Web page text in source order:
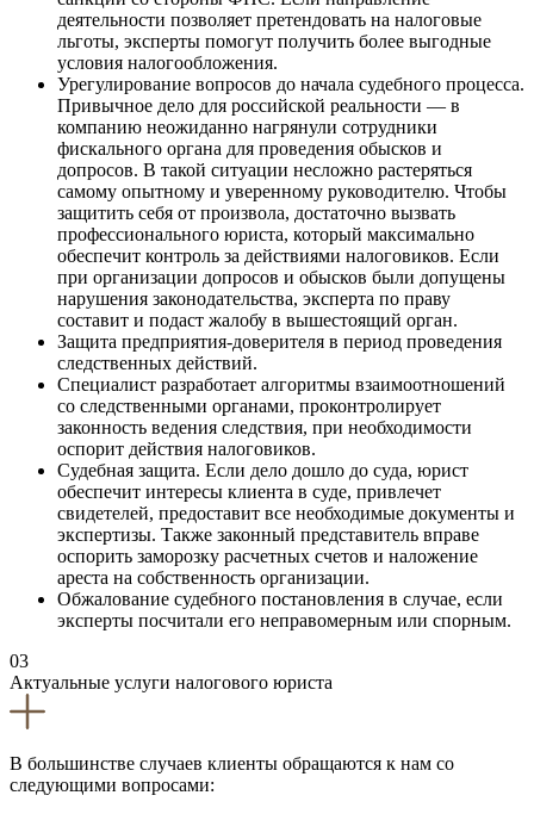
деятельности позволяет претендовать на налоговые
льготы, эксперты помогут получить более выгодные
условия налогообложения.
Урегулирование вопросов до начала судебного процесса.
Привычное дело для российской реальности — в
компанию неожиданно нагрянули сотрудники
фискального органа для проведения обысков и
допросов. В такой ситуации несложно растеряться
самому опытному и уверенному руководителю. Чтобы
защитить себя от произвола, достаточно вызвать
профессионального юриста, который максимально
обеспечит контроль за действиями налоговиков. Если
при организации допросов и обысков были допущены
нарушения законодательства, эксперта по праву
составит и подаст жалобу в вышестоящий орган.
Защита предприятия-доверителя в период проведения
следственных действий.
Специалист разработает алгоритмы взаимоотношений
со следственными органами, проконтролирует
законность ведения следствия, при необходимости
оспорит действия налоговиков.
Судебная защита. Если дело дошло до суда, юрист
обеспечит интересы клиента в суде, привлечет
свидетелей, предоставит все необходимые документы и
экспертизы. Также законный представитель вправе
оспорить заморозку расчетных счетов и наложение
ареста на собственность организации.
Обжалование судебного постановления в случае, если
эксперты посчитали его неправомерным или спорным.
03
Актуальные услуги налогового юриста
В большинстве случаев клиенты обращаются к нам со
следующими вопросами: